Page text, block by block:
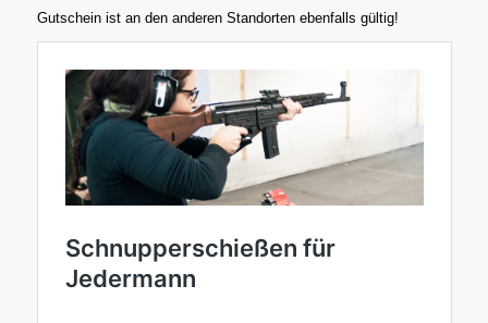
Gutschein ist an den anderen Standorten ebenfalls gültig!